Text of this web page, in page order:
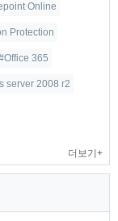
Online
Protection
365
server 2008 r2
더보기+